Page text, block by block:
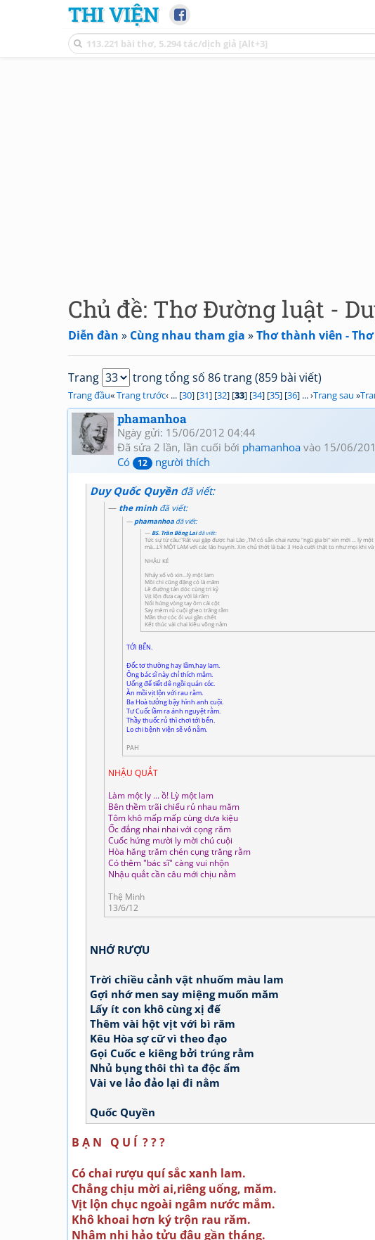
THI VIỆN
Chủ đề: Thơ Đường luật -
Diễn đàn » Cùng nhau tham gia »Thơ thành viên -
Trang trong tổng số 86 trang (859 bài viết)
Trang đầu«Trang trước‹ ... [30] [31] [32] [33] [34] [35] [36] ... ›Trang sau »
phamanhoa
Ngày gửi: 15/06/2012 04:44
Đã sửa 2 lần, lần cuối bởi phamanhoa vào 15/06/
Có
12 người thích
Duy Quốc Quyền đã viết:
the minh đã viết:
phamanhoa đã viết:
BS. Trần Bồng Laiđã viết:
Tức sự từ câu:"Rất vui gặp được hai Lão ,TM có sẵn chai rươụ "ngũ gia bì" xin mời ... lỳ
mà...LỲ MỘT LAM với các lão huynh. Xin chủ thớt là bác 3 Hoà cười thật to như mọi khi và
NHẬU KÉ
Nhảy xổ vô xin...lỳ một lam
Mồi chi cũng đặng có là măm
Lề đường tán dóc cùng tri kỷ
Vịt lộn đưa cay với lá răm
Nổi hứng vòng tay ôm cái cột
Say mèm rủ cuội ghẹo trăng rằm
Mần thơ cóc ổi vui gần chết
Kết thúc vài chai kiếu võng nằm
TỚI BẾN.
Đốc tơ thường hay lãm,hay lam.
Ông bác sĩ này chỉ thích măm.
Uống đế tiết dê ngồi quán cóc.
Ăn mồi vịt lộn với rau răm.
Ba Hoà tưởng bậy hình anh cuội.
Tư Cuốc lầm ra ánh nguyệt rằm.
Thầy thuốc rủ thì chơi tới bến.
Lo chi bệnh viện sẽ vô nằm.
PAH
NHẬU QUẮT
Làm một ly ... ồ! Lỳ một lam
Bên thềm trãi chiếu rủ nhau măm
Tôm khô mấp mấp cùng dưa kiệu
Ốc đắng nhai nhai với cọng răm
Cuốc hứng mười ly mời chú cuội
Hòa hăng trăm chén cụng trăng rằm
Có thêm "bác sĩ" càng vui nhộn
Nhậu quắt cần câu mới chịu nằm
Thệ Minh
13/6/12
NHỚ RƯỢU
Trời chiều cảnh vật nhuốm màu lam
Gợi nhớ men say miệng muốn măm
Lấy ít con khô cùng xị đế
Thêm vài hột vịt với bì răm
Kêu Hòa sợ cữ vì theo đạo
Gọi Cuốc e kiêng bởi trúng rằm
Nhủ bụng thôi thì ta độc ẩm
Vài ve lảo đảo lại đi nằm
Quốc Quyền
B Ạ N Q U Í ? ? ?
Có chai rượu quí sắc xanh lam.
Chẳng chịu mời ai,riêng uống, măm.
Vịt lộn chục ngoài ngâm nước mắm.
Khô khoai hơn ký trộn rau răm.
Nhâm nhi hảo tửu đâu gần tháng.